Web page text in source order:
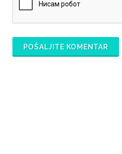
POŠALJITE KOMENTAR